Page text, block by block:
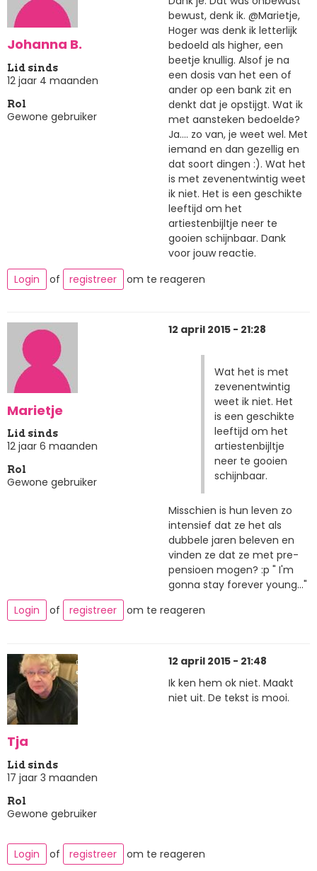
Johanna B.
Lid sinds
12 jaar 4 maanden
Rol
Gewone gebruiker
bewust, denk ik. @Marietje,
Hoger was denk ik letterlijk
bedoeld als higher, een
beetje knullig. Alsof je na
een dosis van het een of
ander op een bank zit en
denkt dat je opstijgt. Wat ik
met aansteken bedoelde?
Ja.... zo van, je weet wel. Met
iemand en dan gezellig en
dat soort dingen :). Wat het
is met zevenentwintig weet
ik niet. Het is een geschikte
leeftijd om het
artiestenbijltje neer te
gooien schijnbaar. Dank
voor jouw reactie.
Login
of registreer om te reageren
Marietje
Lid sinds
12 jaar 6 maanden
Rol
Gewone gebruiker
12 april 2015 - 21:28
Wat het is met
zevenentwintig
weet ik niet. Het
is een geschikte
leeftijd om het
artiestenbijltje
neer te gooien
schijnbaar.
Misschien is hun leven zo
intensief dat ze het als
dubbele jaren beleven en
vinden ze dat ze met pre-
pensioen mogen? :p " I'm
gonna stay forever young..."
Login
of registreer om te reageren
Tja
Lid sinds
17 jaar 3 maanden
Rol
Gewone gebruiker
12 april 2015 - 21:48
Ik ken hem ok niet. Maakt
niet uit. De tekst is mooi.
Login of registreer om te reageren